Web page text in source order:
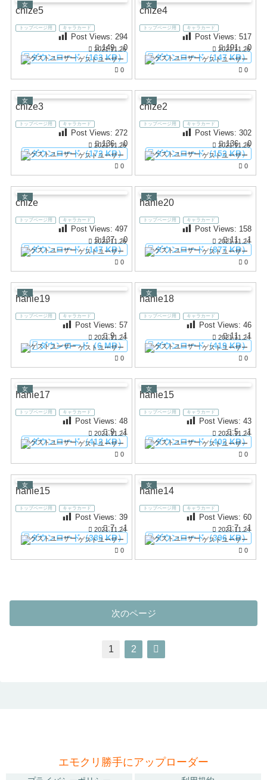
女
chize5
トップページ用 キャラカード
Post Views: 294
:149
:0
2021.11.26
ゲストユーザー
0
ダウンロード（163 KB）
女
chize4
トップページ用 キャラカード
Post Views: 517
:191
:0
2021.11.26
ゲストユーザー
0
ダウンロード（147 KB）
女
chize3
トップページ用 キャラカード
Post Views: 272
:136
:0
2021.11.26
ゲストユーザー
0
ダウンロード（172 KB）
女
chize2
トップページ用 キャラカード
Post Views: 302
:136
:0
2021.11.26
ゲストユーザー
0
ダウンロード（152 KB）
女
chize
トップページ用 キャラカード
Post Views: 497
:137
:0
2021.11.26
ゲストユーザー
0
ダウンロード（147 KB）
女
hanie20
トップページ用 キャラカード
Post Views: 158
:11
:1
2021.11.24
ゲストユーザー
0
ダウンロード（877 KB）
女
hanie19
トップページ用 キャラカード
Post Views: 57
:9
:1
2021.11.24
ゲストユーザー
0
ダウンロード（6 MB）
女
hanie18
トップページ用 キャラカード
Post Views: 46
:11
:1
2021.11.24
ゲストユーザー
0
ダウンロード（419 KB）
女
hanie17
トップページ用 キャラカード
Post Views: 48
:9
:1
2021.11.24
ゲストユーザー
0
ダウンロード（412 KB）
女
hanie15
トップページ用 キャラカード
Post Views: 43
:5
:1
2021.11.24
ゲストユーザー
0
ダウンロード（402 KB）
女
hanie15
トップページ用 キャラカード
Post Views: 39
:7
:1
2021.11.24
ゲストユーザー
0
ダウンロード（389 KB）
女
hanie14
トップページ用 キャラカード
Post Views: 60
:7
:1
2021.11.24
ゲストユーザー
0
ダウンロード（396 KB）
次のページ
1 2
エモクリ勝手にアップローダー